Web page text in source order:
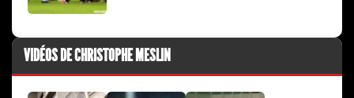
VIDÉOS DE CHRISTOPHE MESLIN